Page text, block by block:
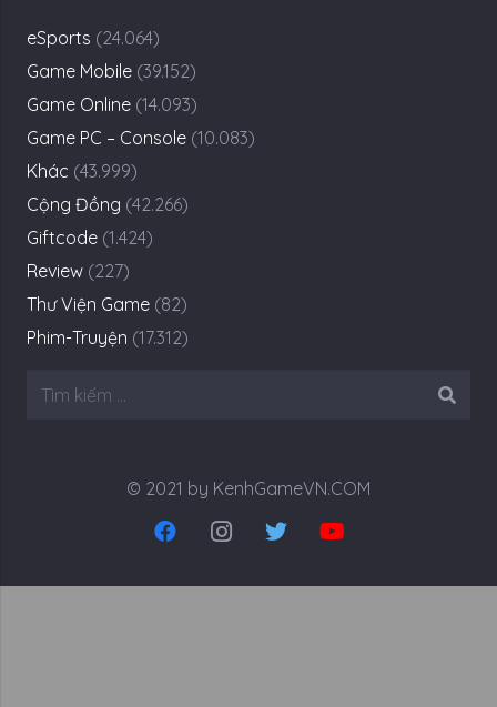
eSports (24.064)
Game Mobile (39.152)
Game Online (14.093)
Game PC – Console (10.083)
Khác (43.999)
Cộng Đồng (42.266)
Giftcode (1.424)
Review (227)
Thư Viện Game (82)
Phim-Truyện (17.312)
Tìm
© 2021 by KenhGameVN.COM